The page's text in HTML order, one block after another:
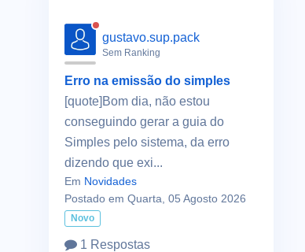
gustavo.sup.pack
Sem Ranking
Erro na emissão do simples
[quote]Bom dia, não estou
conseguindo gerar a guia do
Simples pelo sistema, da erro
dizendo que exi...
Em Novidades
Postado em Quarta, 05 Agosto 2026
Novo
1 Respostas